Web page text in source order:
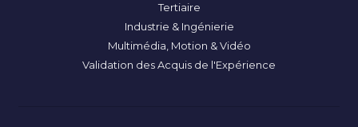
Tertiaire
Industrie & Ingénierie
Multimédia, Motion & Vidéo
Validation des Acquis de l'Expérience